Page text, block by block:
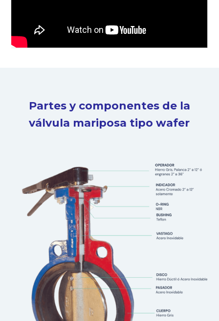
Partes y componentes de la
válvula mariposa tipo wafer